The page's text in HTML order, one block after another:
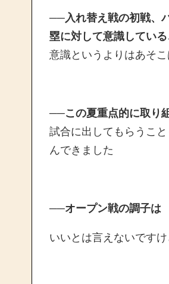
──入れ替え戦の初戦、
塁に対して意識してい
意識というよりはあそ
──この夏重点的に取り
試合に出してもらうこ
んできました
──オープン戦の調子は
いいとは言えないです